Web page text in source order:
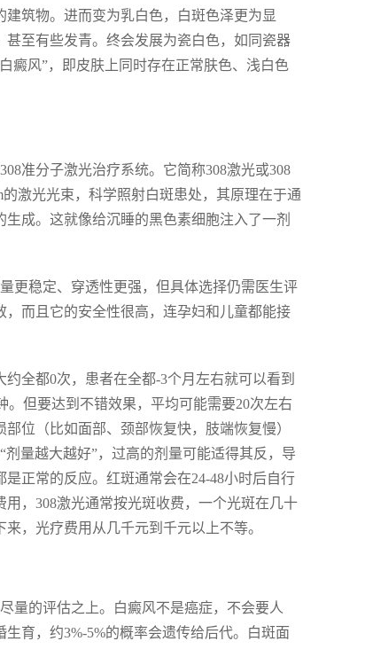
筑物。进而变为乳白色，白斑色泽更为显
至有些发青。终会发展为瓷白色，如同瓷器
癜风”，即皮肤上同时存在正常肤色、浅白色
准分子激光治疗系统。它简称308激光或308
激光光束，科学照射白斑患处，其原理在于通
成。这就像给沉睡的黑色素细胞注入了一剂
更稳定、穿透性更强，但具体选择仍需医生评
而且它的安全性很高，连孕妇和儿童都能接
全都0次，患者在全都-3个月左右就可以看到
但要达到不错效果，平均可能需要20次左右
位（比如面部、颈部恢复快，肢端恢复慢）
量越大越好”，过高的剂量可能适得其反，导
正常的反应。红斑通常会在24-48小时后自行
，308激光通常按光斑收费，一个光斑在几十
，光疗费用从几千元到千元以上不等。
量的评估之上。白癜风不是癌症，不会要人
育，约3%-5%的概率会遗传给后代。白斑面